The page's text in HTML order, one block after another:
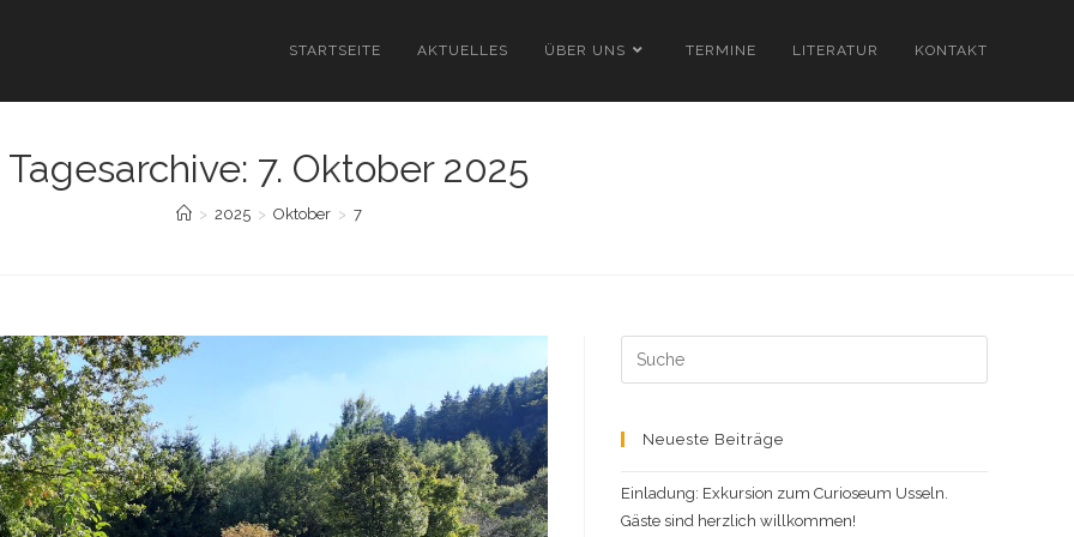
STARTSEITE AKTUELLES ÜBER UNS TERMINE LITERATUR KONTAKT
Tagesarchive: 7. Oktober 2025
> 2025 > Oktober > 7
Search
this
Neueste Beiträge
Einladung: Exkursion zum Curioseum Usseln.
Gäste sind herzlich willkommen!